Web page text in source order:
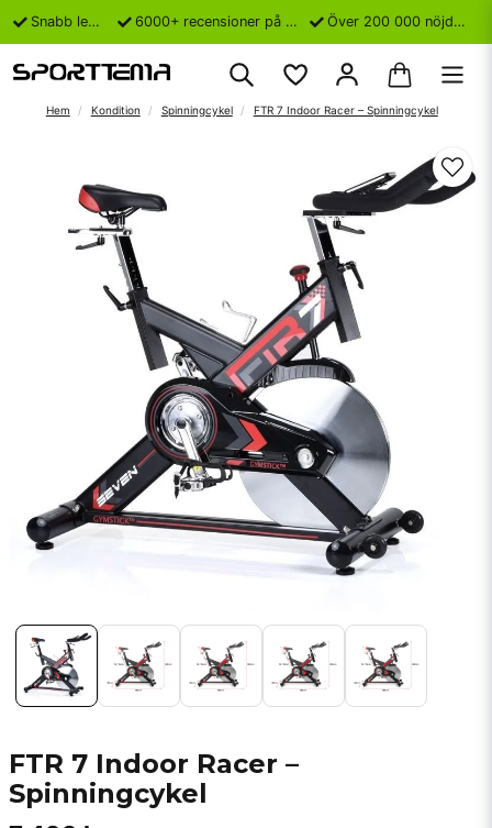
Snabb leverans 6000+ recensioner på Trustpilot Över 200 000 nöjda kunder
Hem Kondition Spinningcykel FTR 7 Indoor Racer – Spinningcykel
FTR 7 Indoor Racer –
Spinningcykel